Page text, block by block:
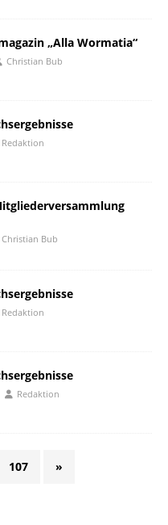
„Alla Wormatia“
Christian Bub
Redaktion
Christian Bub
Redaktion
Redaktion
107 »